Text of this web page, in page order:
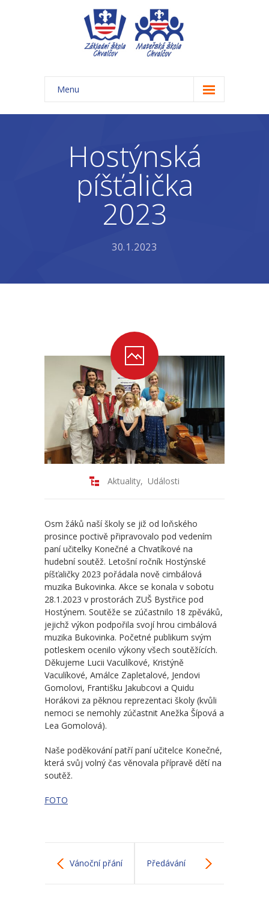
Menu
Úvod
-- Aktuality ZŠ
-- Třídy ZŠ
-- Organizace školního roku ZŠ
-- Fotogalerie ZŠ
Mateřská škola
-- Aktuality MŠ
-- Uspořádání dne MŠ
-- Učitelé MŠ
-- Organizace školního roku MŠ
-- Nadstandardní činnosti
-- Školní řád MŠ
-- Školní vzdělávací program MŠ
-- Fotogalerie MŠ
Školní družina
-- Aktuality a akce ŠD
-- Organizace školního roku ŠD
-- Vnitřní řád ŠD
-- Školní vzdělávací program ŠD
-- Fotogalerie ŠD
Jídelna
-- Jídelníček
-- Seznam alergenů
Hostýnská
píšťalička
2023
30.1.2023
Aktuality, Události
Osm žáků naší školy se již od loňského
prosince poctivě připravovalo pod vedením
paní učitelky Konečné a Chvatíkové na
hudební soutěž. Letošní ročník Hostýnské
píšťaličky 2023 pořádala nově cimbálová
muzika Bukovinka. Akce se konala v sobotu
28.1.2023 v prostorách ZUŠ Bystřice pod
Hostýnem. Soutěže se zúčastnilo 18 zpěváků,
jejichž výkon podpořila svojí hrou cimbálová
muzika Bukovinka. Početné publikum svým
potleskem ocenilo výkony všech soutěžících.
Děkujeme Lucii Vaculíkové, Kristýně
Vaculíkové, Amálce Zapletalové, Jendovi
Gomolovi, Františku Jakubcovi a Quidu
Horákovi za pěknou reprezentaci školy (kvůli
nemoci se nemohly zúčastnit Anežka Šípová a
Lea Gomolová).
Naše poděkování patří paní učitelce Konečné,
která svůj volný čas věnovala přípravě dětí na
soutěž.
FOTO
Vánoční přání Předávání